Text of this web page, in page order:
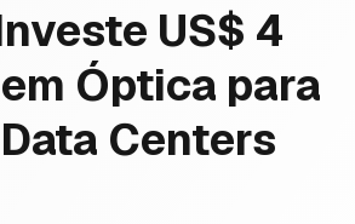
US$ 4
Óptica para
Centers